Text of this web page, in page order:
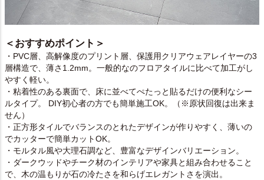
＜おすすめポイント＞
・PVC層、高解像度のプリント層、保護用クリアウェアレイヤーの3
層構造で、薄さ1.2mm。一般的なのフロアタイルに比べて加工がし
やすく軽い。
・粘着性のある裏面で、床に並べてぺたっと貼るだけの便利なシー
ルタイプ。 DIY初心者の方でも簡単施工OK。（※原状回復は出来ま
せん）
・正方形タイルでバランスのとれたデザインが作りやすく、薄いの
でカッターで簡単カットOK。
・モルタル風や大理石調など、豊富なデザインバリエーション。
・ダークウッドやチーク材のインテリアや家具と組み合わせること
で、木の温もりが石の冷たさを和らげエレガントさを演出。